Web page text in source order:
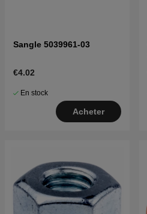
Sangle 5039961-03
€4.02
En stock
Acheter